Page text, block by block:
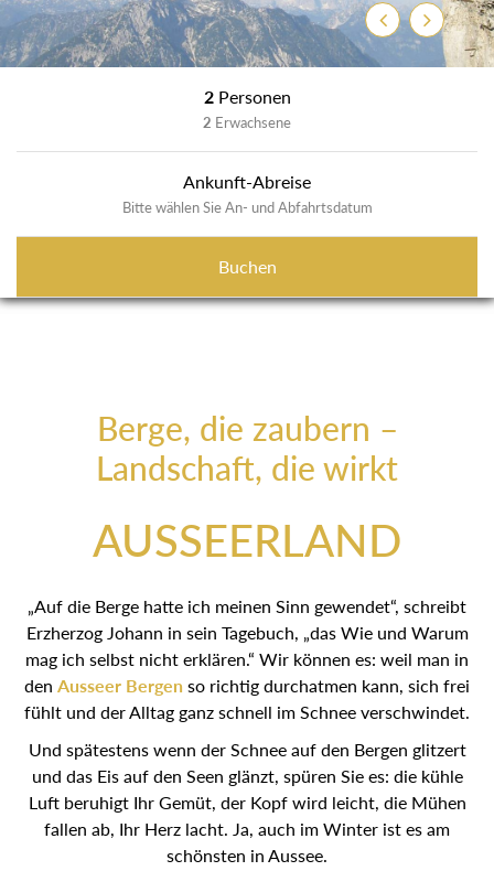
Previous
Next
2 Personen
2 Erwachsene
Ankunft-Abreise
Bitte wählen Sie An- und Abfahrtsdatum
Buchen
Berge, die zaubern –
Landschaft, die wirkt
AUSSEERLAND
„Auf die Berge hatte ich meinen Sinn gewendet“, schreibt
Erzherzog Johann in sein Tagebuch, „das Wie und Warum
mag ich selbst nicht erklären.“ Wir können es: weil man in
den Ausseer Bergen so richtig durchatmen kann, sich frei
fühlt und der Alltag ganz schnell im Schnee verschwindet.
Und spätestens wenn der Schnee auf den Bergen glitzert
und das Eis auf den Seen glänzt, spüren Sie es: die kühle
Luft beruhigt Ihr Gemüt, der Kopf wird leicht, die Mühen
fallen ab, Ihr Herz lacht. Ja, auch im Winter ist es am
schönsten in Aussee.